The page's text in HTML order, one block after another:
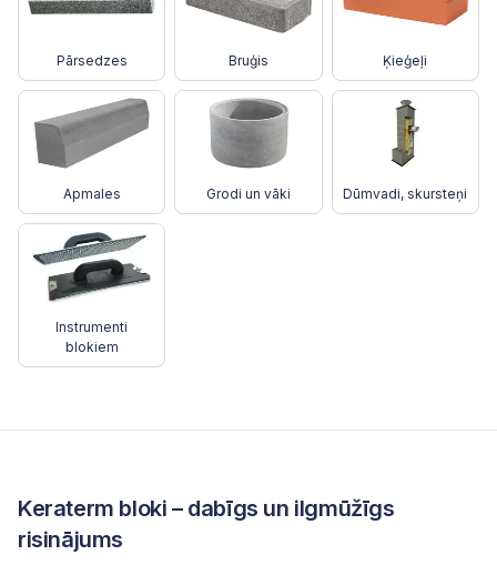
Pārsedzes Bruģis Ķieģeļi
Apmales Grodi un vāki Dūmvadi, skursteņi
Instrumenti
blokiem
Keraterm bloki – dabīgs un ilgmūžīgs
risinājums